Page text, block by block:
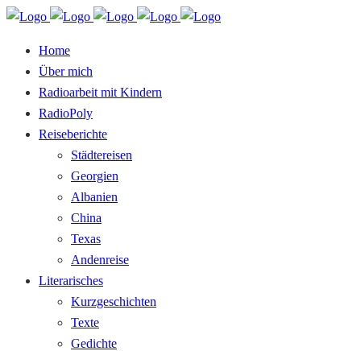
Home
Über mich
Radioarbeit mit Kindern
RadioPoly
Reiseberichte
Städtereisen
Georgien
Albanien
China
Texas
Andenreise
Literarisches
Kurzgeschichten
Texte
Gedichte